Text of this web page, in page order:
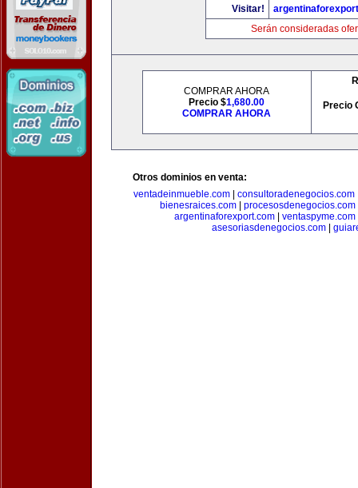
Visitar!
Serán consideradas
COMPRAR AHORA
Precio $1,680.00
COMPRAR AHORA
Precio
Otros dominios en venta:
ventadeinmueble.com| consultoradenegocios.com
bienesraices.com
procesosdenegocios.com
argentinaforexport.com| ventaspyme.com
asesoriasdenegocios.com|